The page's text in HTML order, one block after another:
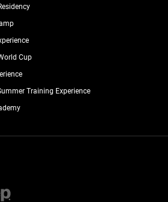
Cup
Training Experience